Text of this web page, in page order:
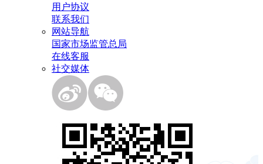
用户协议
联系我们
网站导航
国家市场监管总局
在线客服
社交媒体